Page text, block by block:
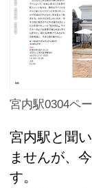
宮内駅0304ペ
宮内駅と聞
ませんが、
す。